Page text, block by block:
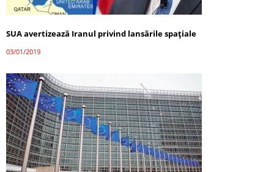
SUA avertizează Iranul privind lansările spațiale
03/01/2019